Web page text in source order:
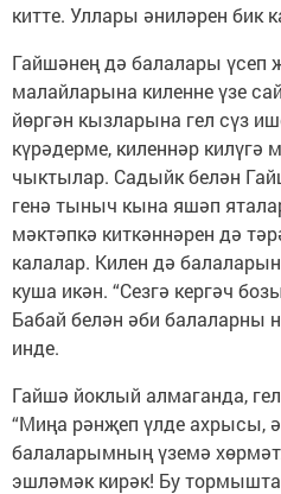
китте. Уллары әниләрен бик
Гайшәнең дә балалары үсеп
малайларына киленне үзе
йөргән кызларына гел сүз
күрәдерме, киленнәр
чыктылар. Садыйк белән
генә тыныч кына яшәп
мәктәпкә киткәннәрен дә
калалар. Килен дә
куша икән. “Сезгә кергәч
Бабай белән әби балаларны
инде.
Гайшә йоклый алмаганда,
“Миңа рәнҗеп үлде ахрысы,
балаларымның үземә
эшләмәк кирәк! Бу